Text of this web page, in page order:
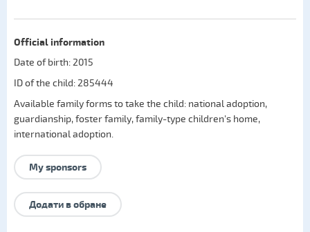
Official information
Date of birth: 2015
ID of the child: 285444
Available family forms to take the child: national adoption,
guardianship,foster family,family-type children's home,
international adoption.
My sponsors
Додати в обране